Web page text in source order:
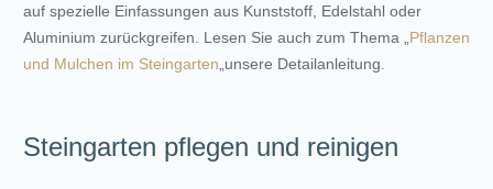
auf spezielle Einfassungen aus Kunststoff, Edelstahl oder
Aluminium zurückgreifen. Lesen Sie auch zum Thema „ Pflanzen
und Mulchen im Steingarten „unsere Detailanleitung.
Steingarten pflegen und reinigen